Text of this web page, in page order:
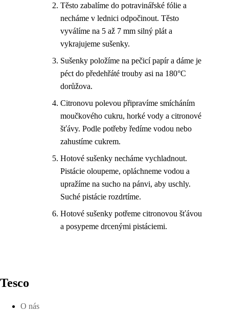
Těsto zabalíme do potravinářské fólie a
necháme v lednici odpočinout. Těsto
vyválíme na 5 až 7 mm silný plát a
vykrajujeme sušenky.
Sušenky položíme na pečicí papír a dáme je
péct do předehřáté trouby asi na 180°C
dorůžova.
Citronovu polevou připravíme smícháním
moučkového cukru, horké vody a citronové
šťávy. Podle potřeby ředíme vodou nebo
zahustíme cukrem.
Hotové sušenky necháme vychladnout.
Pistácie oloupeme, opláchneme vodou a
upražíme na sucho na pánvi, aby uschly.
Suché pistácie rozdrtíme.
Hotové sušenky potřeme citronovou šťávou
a posypeme drcenými pistáciemi.
Tesco
O nás